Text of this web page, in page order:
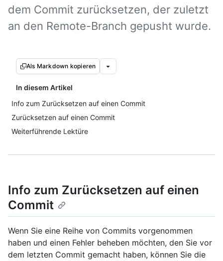
dem Commit zurücksetzen, der zuletzt
an den Remote-Branch gepusht wurde.
Als Markdown kopieren
In diesem Artikel
Info zum Zurücksetzen auf einen Commit
Zurücksetzen auf einen Commit
Weiterführende Lektüre
Info zum Zurücksetzen auf einen
Commit
Wenn Sie eine Reihe von Commits vorgenommen
haben und einen Fehler beheben möchten, den Sie vor
dem letzten Commit gemacht haben, können Sie die